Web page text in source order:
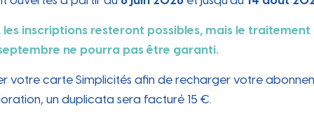
inscriptions resteront possibles, mais le traitement
ne pourra pas être garanti.
votre carte Simplicités afin de recharger votre
un duplicata sera facturé 15 €.